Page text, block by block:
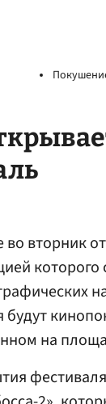
во вторник
которого
будут
на